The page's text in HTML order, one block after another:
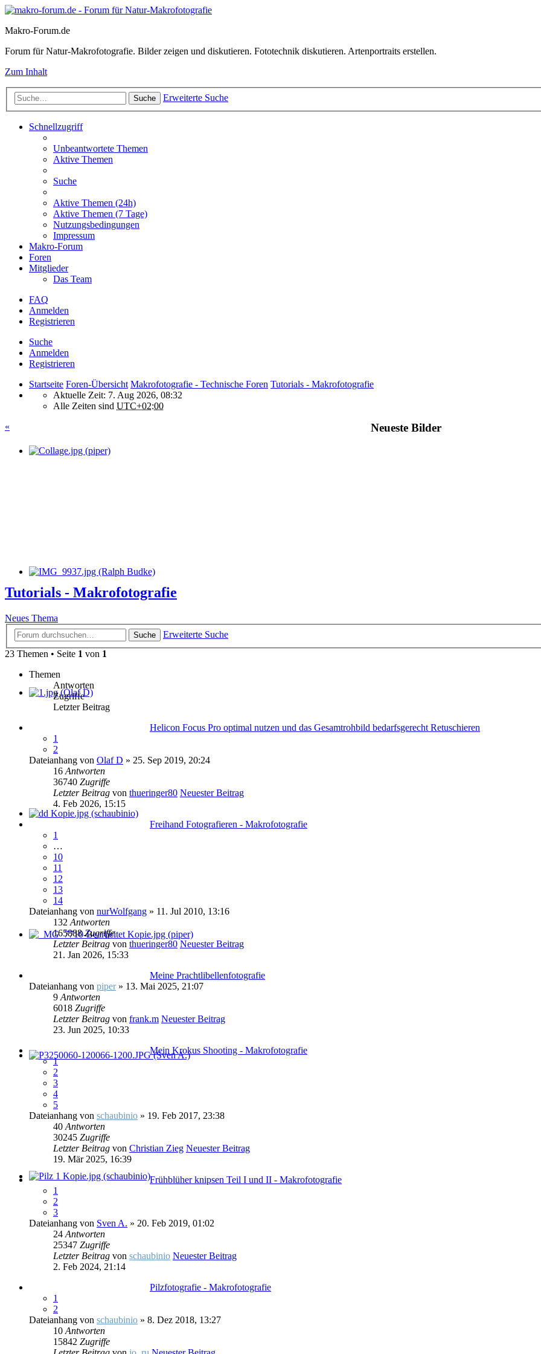
Makro-Forum.de
Forum für Natur-Makrofotografie. Bilder zeigen und diskutieren. Fototechnik diskutieren. Artenportraits erstellen.
Zum Inhalt
Suche Erweiterte Suche
Schnellzugriff
Unbeantwortete Themen
Aktive Themen
Suche
Aktive Themen (24h)
Aktive Themen (7 Tage)
Nutzungsbedingungen
Impressum
Makro-Forum
Foren
Mitglieder
Das Team
FAQ
Anmelden
Registrieren
Suche
Anmelden
Registrieren
Startseite Foren-Übersicht Makrofotografie - Technische Foren Tutorials - Makrofotografie
Aktuelle Zeit: 7. Aug 2026, 08:32
Alle Zeiten sind UTC+02:00
«
Neueste Bilder
Tutorials - Makrofotografie
Neues Thema
Suche
Erweiterte Suche
23 Themen • Seite 1 von 1
Themen
Antworten
Zugriffe
Letzter Beitrag
Helicon Focus Pro optimal nutzen und das Gesamtrohbild bedarfsgerecht Retuschieren
1
2
Dateianhang von Olaf D » 25. Sep 2019, 20:24
16 Antworten
36740 Zugriffe
Letzter Beitrag von thueringer80 Neuester Beitrag
4. Feb 2026, 15:15
Freihand Fotografieren - Makrofotografie
1
…
10
11
12
13
14
Dateianhang von nurWolfgang » 11. Jul 2010, 13:16
132 Antworten
165888Zugriffe
Letzter Beitrag von thueringer80 Neuester Beitrag
21. Jan 2026, 15:33
Meine Prachtlibellenfotografie
Dateianhang von piper» 13. Mai 2025, 21:07
9 Antworten
6018 Zugriffe
Letzter Beitrag von frank.m Neuester Beitrag
23. Jun 2025, 10:33
Mein Krokus Shooting - Makrofotografie
1
2
3
4
5
Dateianhang von schaubinio » 19. Feb 2017, 23:38
40 Antworten
30245 Zugriffe
Letzter Beitrag von Christian Zieg Neuester Beitrag
19. Mär 2025, 16:39
Frühblüher knipsen Teil I und II - Makrofotografie
1
2
3
Dateianhang von Sven A. » 20. Feb 2019, 01:02
24 Antworten
25347 Zugriffe
Letzter Beitrag von schaubinio Neuester Beitrag
2. Feb 2024, 21:14
Pilzfotografie - Makrofotografie
1
2
Dateianhang von schaubinio » 8. Dez 2018, 13:27
10 Antworten
15842 Zugriffe